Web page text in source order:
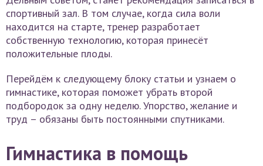
спортивный зал. В том случае, когда сила воли
находится на старте, тренер разработает
собственную технологию, которая принесёт
положительные плоды.
Перейдём к следующему блоку статьи и узнаем о
гимнастике, которая поможет убрать второй
подбородок за одну неделю. Упорство, желание и
труд – обязаны быть постоянными спутниками.
Гимнастика в помощь